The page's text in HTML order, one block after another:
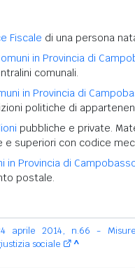
Fiscale di una persona
in Provincia di
comunali.
in Provincia di
politiche di
pubbliche e private.
e superiori con codice
in Provincia di
postale.
aprile 2014, n.66 -
sociale
^